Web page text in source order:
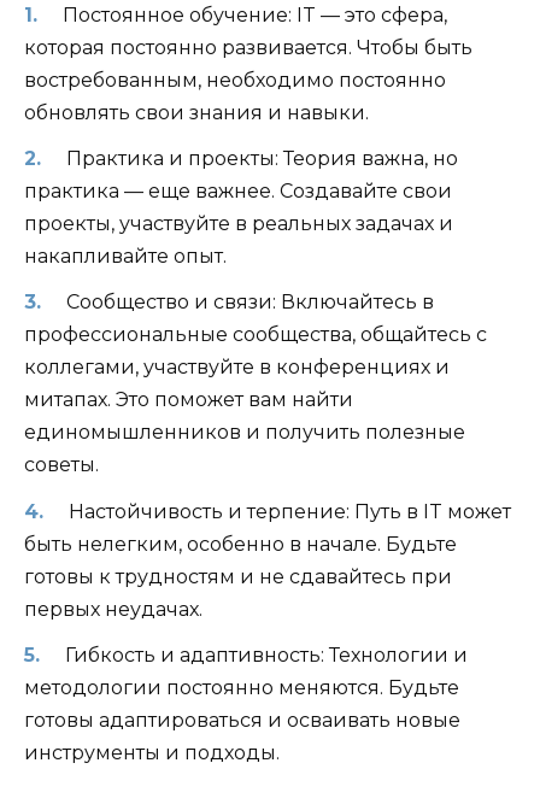
Постоянное обучение: IT — это сфера,
которая постоянно развивается. Чтобы быть
востребованным, необходимо постоянно
обновлять свои знания и навыки.
Практика и проекты: Теория важна, но
практика — еще важнее. Создавайте свои
проекты, участвуйте в реальных задачах и
накапливайте опыт.
Сообщество и связи: Включайтесь в
профессиональные сообщества, общайтесь с
коллегами, участвуйте в конференциях и
митапах. Это поможет вам найти
единомышленников и получить полезные
советы.
Настойчивость и терпение: Путь в IT может
быть нелегким, особенно в начале. Будьте
готовы к трудностям и не сдавайтесь при
первых неудачах.
Гибкость и адаптивность: Технологии и
методологии постоянно меняются. Будьте
готовы адаптироваться и осваивать новые
инструменты и подходы.